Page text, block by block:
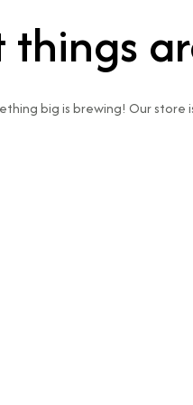
things
big is brewing! Our store